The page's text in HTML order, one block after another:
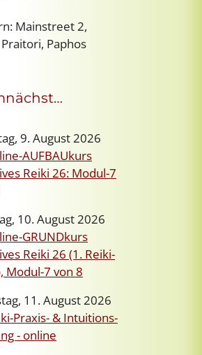
Mainstreet 2,
Paphos
9. August 2026
AUFBAUkurs
Reiki 26: Modul-7
10. August 2026
GRUNDkurs
Reiki 26 (1. Reiki-
Modul-7 von 8
11. August 2026
Praxis- & Intuitions-
- online